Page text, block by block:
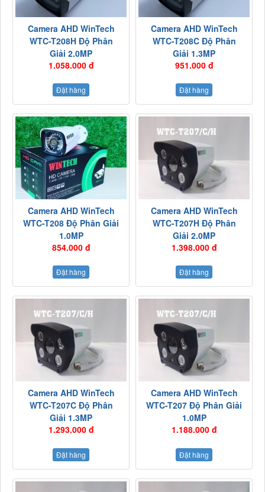
Camera AHD WinTech
WTC-T208H Độ Phân
Giải 2.0MP
1.058.000 đ
Đặt hàng
Camera AHD WinTech
WTC-T208C Độ Phân
Giải 1.3MP
951.000 đ
Đặt hàng
Camera AHD WinTech
WTC-T208 Độ Phân Giải
1.0MP
854.000 đ
Đặt hàng
Camera AHD WinTech
WTC-T207H Độ Phân
Giải 2.0MP
1.398.000 đ
Đặt hàng
Camera AHD WinTech
WTC-T207C Độ Phân
Giải 1.3MP
1.293.000 đ
Đặt hàng
Camera AHD WinTech
WTC-T207 Độ Phân Giải
1.0MP
1.188.000 đ
Đặt hàng